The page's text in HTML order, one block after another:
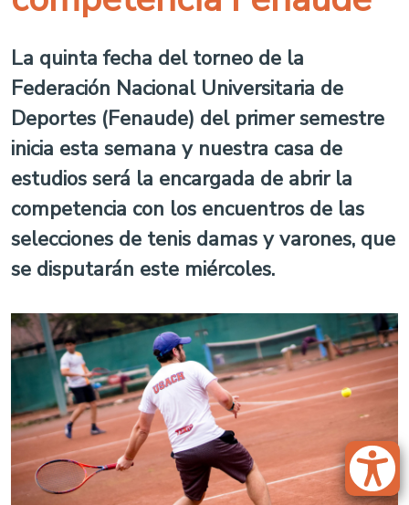
La quinta fecha del torneo de la
Federación Nacional Universitaria de
Deportes (Fenaude) del primer semestre
inicia esta semana y nuestra casa de
estudios será la encargada de abrir la
competencia con los encuentros de las
selecciones de tenis damas y varones, que
se disputarán este miércoles.